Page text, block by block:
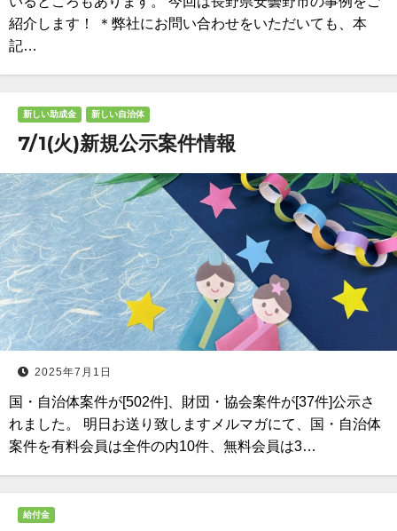
紹介します！ ＊弊社にお問い合わせをいただいても、本
記…
新しい助成金 新しい自治体
7/1(火)新規公示案件情報
2025年7月1日
国・自治体案件が[502件]、財団・協会案件が[37件]公示さ
れました。 明日お送り致しますメルマガにて、国・自治体
案件を有料会員は全件の内10件、無料会員は3…
給付金